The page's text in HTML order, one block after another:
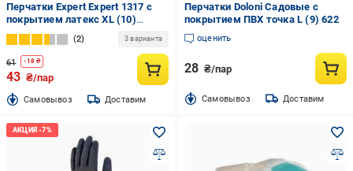
Перчатки Expert Expert 1317 с
покрытием латекс XL (10)
1317GN-10
2 3 варианта
61 -18 ₴
43 ₴/пар
Cамовывоз Доставим
Перчатки Doloni Садовые с
покрытием ПВХ точка L (9) 622
оценить
28 ₴/пар
Cамовывоз Доставим